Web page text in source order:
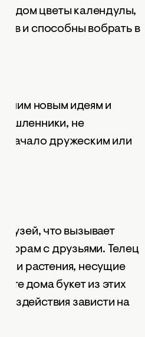
в дом цветы календулы,
и способны вобрать в
новым идеям и
не
начало дружеским или
что вызывает
с друзьями. Телец
и растения, несущие
дома букет из этих
зависти на